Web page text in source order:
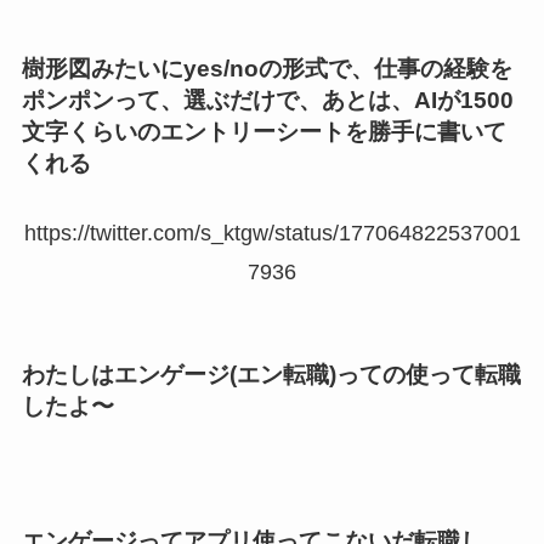
樹形図みたいにyes/noの形式で、仕事の経験を
ポンポンって、選ぶだけで、あとは、AIが1500
文字くらいのエントリーシートを勝手に書いて
くれる
https://twitter.com/s_ktgw/status/177064822537001
7936
わたしはエンゲージ(エン転職)っての使って転職
したよ〜